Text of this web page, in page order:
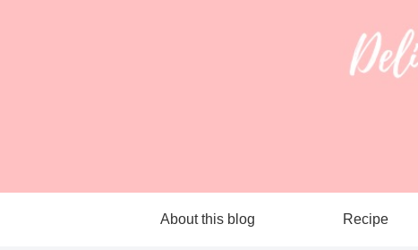
About this blog Recipe